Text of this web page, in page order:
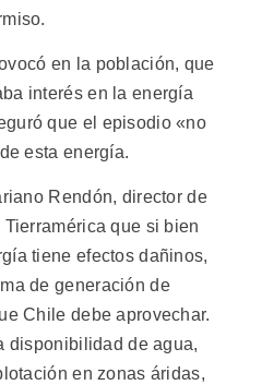
en la población, que
interés en la energía
que el episodio «no
esta energía.
Rendón, director de
que si bien
tiene efectos dañinos,
de generación de
Chile debe aprovechar.
disponibilidad de agua,
en zonas áridas,